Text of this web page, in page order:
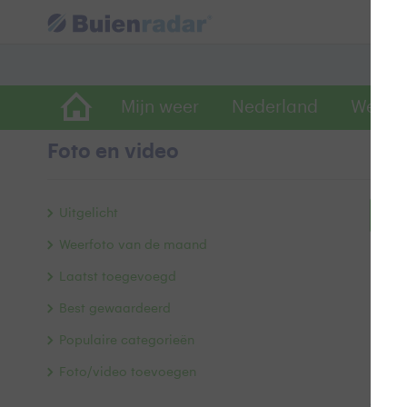
Mijn weer Nederland
Foto en video
Alle
Uitgelicht
Weerfoto van de maand
Laatst toegevoegd
Best gewaardeerd
Populaire categorieën
Foto/video toevoegen